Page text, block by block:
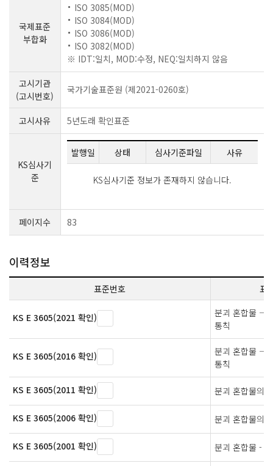
국제표준
부합화
ISO 3085(MOD)
ISO 3084(MOD)
ISO 3086(MOD)
ISO 3082(MOD)
※ IDT:일치, MOD:수정, NEQ:일치하지 않음
고시기관
(고시번호)
국가기술표준원 (제2021-0260호)
고시사유 5년도래 확인표준
KS심사기
준
발행일 상태 심사기준파일 사유
KS심사기준 정보가 존재하지 않습니다.
페이지수 83
이력정보
표준번호 표
KS E 3605(2021 확인)
분괴 혼합물 ―
통칙
KS E 3605(2016 확인)
분괴 혼합물 ―
통칙
KS E 3605(2011 확인) 분괴 혼합물의
KS E 3605(2006 확인) 분괴 혼합물의
KS E 3605(2001 확인) 분괴 혼합물 -